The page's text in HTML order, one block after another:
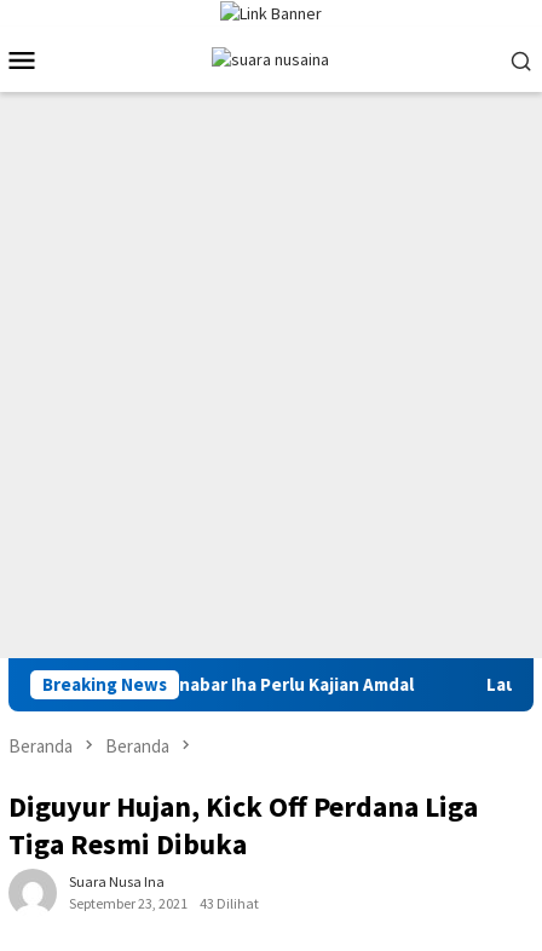
konten
Mobile
Breaking News
Tambang Sinabar Iha Perlu Kajian Amdal Launching
Beranda Beranda
Diguyur Hujan, Kick Off Perdana Liga
Tiga Resmi Dibuka
Suara Nusa Ina
September 23, 2021
43 Dilihat